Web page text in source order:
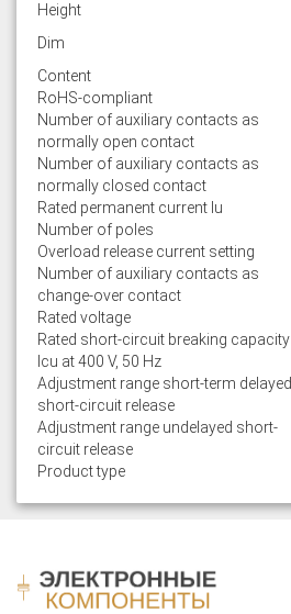
Height
Dim
Content
RoHS-compliant
Number of auxiliary contacts as
normally open contact
Number of auxiliary contacts as
normally closed contact
Rated permanent current Iu
Number of poles
Overload release current setting
Number of auxiliary contacts as
change-over contact
Rated voltage
Rated short-circuit breaking capacity
lcu at 400 V, 50 Hz
Adjustment range short-term delayed
short-circuit release
Adjustment range undelayed short-
circuit release
Product type